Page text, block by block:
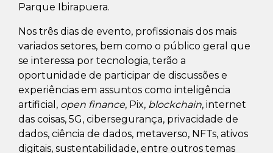
Parque Ibirapuera.
Nos três dias de evento, profissionais dos mais
variados setores, bem como o público geral que
se interessa por tecnologia, terão a
oportunidade de participar de discussões e
experiências em assuntos como inteligência
artificial, open finance, Pix, blockchain, internet
das coisas, 5G, cibersegurança, privacidade de
dados, ciência de dados, metaverso, NFTs, ativos
digitais, sustentabilidade, entre outros temas